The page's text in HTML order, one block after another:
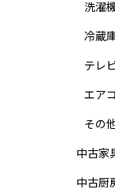
洗濯
冷蔵
テレ
エア
その
中古家
中古厨